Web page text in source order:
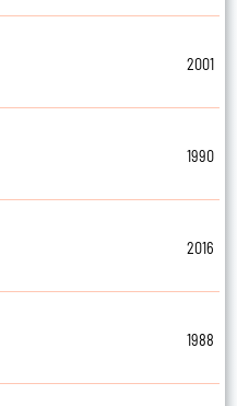
2001
1990
2016
1988